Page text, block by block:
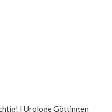
| Urologe Göttingen